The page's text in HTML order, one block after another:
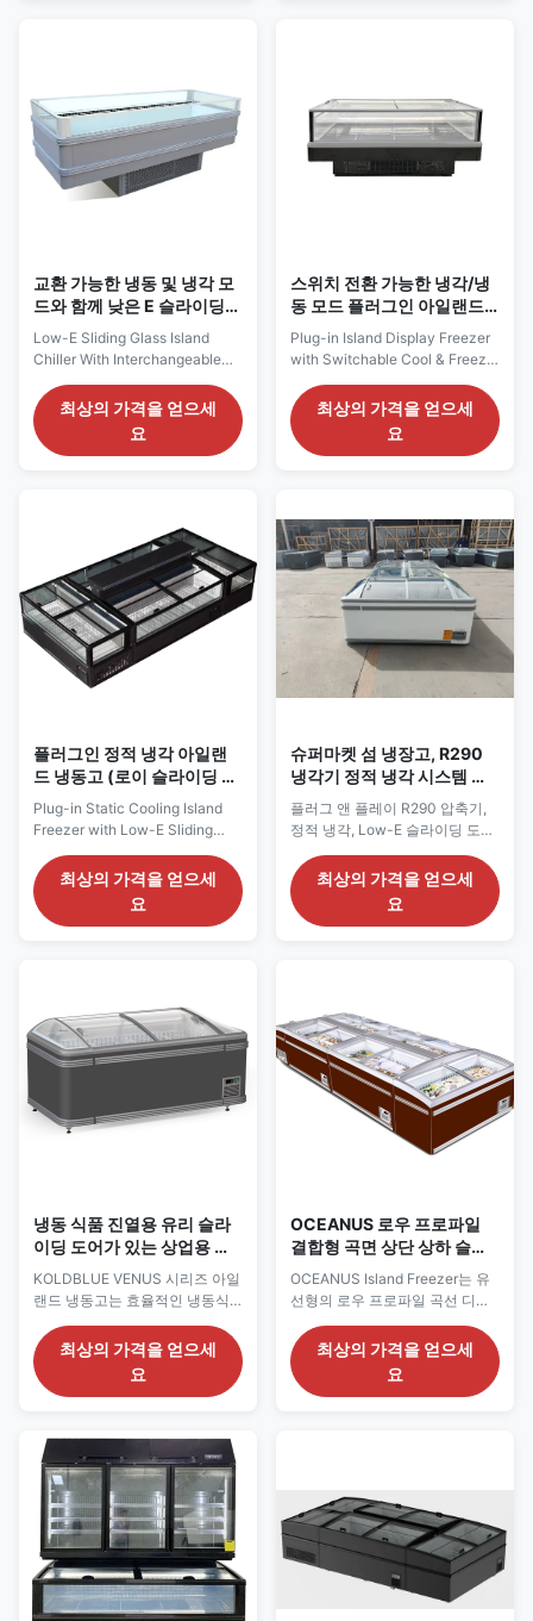
교환 가능한 냉동 및 냉각 모
드와 함께 낮은 E 슬라이딩
유리 섬 냉장고
Low-E Sliding Glass Island
Chiller With Interchangeable
Advantages: VISION island
display chiller adopts self-
contained plug-in unit with
modes. Equipped with EBM
condenser fan and Carel digital
최상의 가격을 얻으세
요
스위치 전환 가능한 냉각/냉
동 모드 플러그인 아일랜드
쇼케이스 냉동고
Plug-in Island Display Freezer
with Switchable Cool & Freeze
P series are self-contained
plug-in display cabinets
adopting eco-friendly R290
application scope. Equipped
with EBM condenser fan ...
최상의 가격을 얻으세
요
플러그인 정적 냉각 아일랜
드 냉동고 (로이 슬라이딩 유
리)
Plug-in Static Cooling Island
Freezer with Low-E Sliding
island freezer is a self-
contained plug-in model with
eco-friendly R290 refrigerant
...
최상의 가격을 얻으세
요
슈퍼마켓 섬 냉장고, R290
냉각기 정적 냉각 시스템 및
자동 해빙
플러그 앤 플레이 R290 압축기,
정적 냉각, Low-E 슬라이딩 도어,
색상을 갖춘 모듈형 아일랜드 냉
동고입니다.
CE/CB/SABER/GEMS 인증을 받
최상의 가격을 얻으세
요
냉동 식품 진열용 유리 슬라
이딩 도어가 있는 상업용 슈
퍼마켓 아일랜드 냉동고
KOLDBLUE VENUS 시리즈 아일
랜드 냉동고는 효율적인 냉동식
품 판매 솔루션이 필요한 슈퍼마
켓, 대형마트, 소매점을 위해 설계
되었습니다. 넓은 디스플레이 공
간, 곡면 유리 슬라이딩 도어, 컴
최상의 가격을 얻으세
요
OCEANUS 로우 프로파일
결합형 곡면 상단 상하 슬라
이딩 유리 아일랜드 디스플
레이 냉동고
OCEANUS Island Freezer는 유
선형의 로우 프로파일 곡선 디자
인과 안정적인 정적 냉각 기술을
결합합니다. 성에가 쌓이는 것을
방지하고 냉동 식품의 탈수를 방
지하여 아이스크림과 냉동 포장
최상의 가격을 얻으세
요